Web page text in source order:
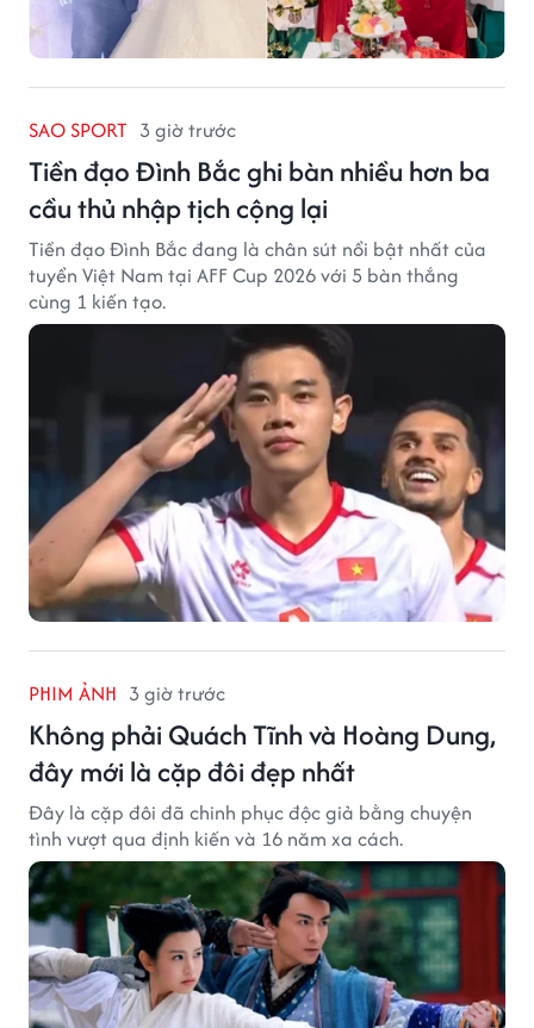
SAO SPORT 3 giờ trước
Tiền đạo Đình Bắc ghi bàn nhiều hơn ba
cầu thủ nhập tịch cộng lại
Tiền đạo Đình Bắc đang là chân sút nổi bật nhất của
tuyển Việt Nam tại AFF Cup 2026 với 5 bàn thắng
cùng 1 kiến tạo.
PHIM ẢNH 3 giờ trước
Không phải Quách Tĩnh và Hoàng Dung,
đây mới là cặp đôi đẹp nhất
Đây là cặp đôi đã chinh phục độc giả bằng chuyện
tình vượt qua định kiến và 16 năm xa cách.